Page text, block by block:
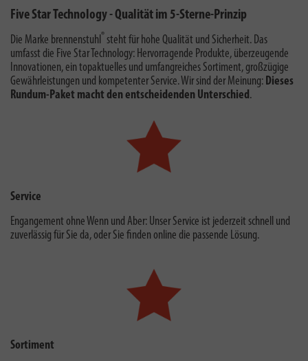
Five Star Technology - Qualität im 5-Sterne-Prinzip
Die Marke brennenstuhl® steht für hohe Qualität und Sicherheit. Das
umfasst die Five Star Technology: Hervorragende Produkte, überzeugende
Innovationen, ein topaktuelles und umfangreiches Sortiment, großzügige
Gewährleistungen und kompetenter Service. Wir sind der Meinung: Dieses
Rundum-Paket macht den entscheidenden Unterschied.
Service
Engangement ohne Wenn und Aber: Unser Service ist jederzeit schnell und
zuverlässig für Sie da, oder Sie finden online die passende Lösung.
Sortiment